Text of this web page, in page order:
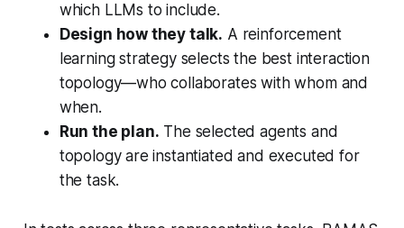
which LLMs to include.
Design how they talk. A reinforcement
learning strategy selects the best interaction
topology—who collaborates with whom and
when.
Run the plan. The selected agents and
topology are instantiated and executed for
the task.